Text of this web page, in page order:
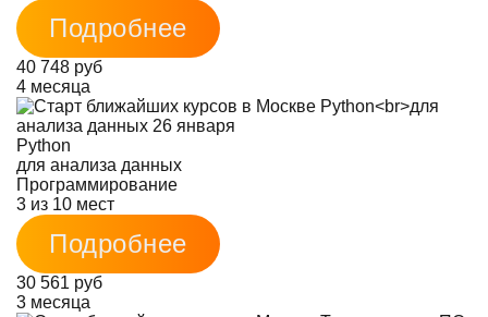
Подробнее
40 748 руб
4 месяца
Python
для анализа данных
Программирование
3 из 10 мест
Подробнее
30 561 руб
3 месяца